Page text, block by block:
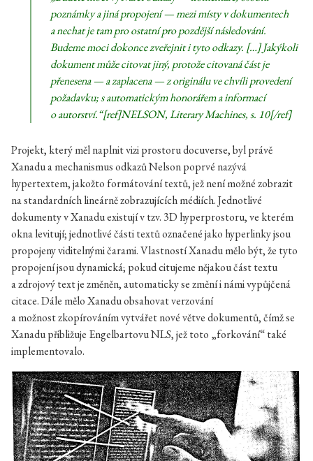
poznámky a jiná propojení — mezi místy v dokumentech
a nechat je tam pro ostatní pro pozdější následování.
Budeme moci dokonce zveřejnit i tyto odkazy. […] Jakýkoli
dokument může citovat jiný, protože citovaná část je
přenesena — a zaplacena — z originálu ve chvíli provedení
požadavku; s automatickým honorářem a informací
o autorství.“[ref]NELSON, Literary Machines, s. 10[/ref]
Projekt, který měl naplnit vizi prostoru docuverse, byl právě
Xanadu a mechanismus odkazů Nelson poprvé nazývá
hypertextem, jakožto formátování textů, jež není možné zobrazit
na standardních lineárně zobrazujících médiích. Jednotlivé
dokumenty v Xanadu existují v tzv. 3D hyperprostoru, ve kterém
okna levitují; jednotlivé části textů označené jako hyperlinky jsou
propojeny viditelnými čarami. Vlastností Xanadu mělo být, že tyto
propojení jsou dynamická; pokud citujeme nějakou část textu
a zdrojový text je změněn, automaticky se změní i námi vypůjčená
citace. Dále mělo Xanadu obsahovat verzování
a možnost zkopírováním vytvářet nové větve dokumentů, čímž se
Xanadu přibližuje Engelbartovu NLS, jež toto „forkování“ také
implementovalo.